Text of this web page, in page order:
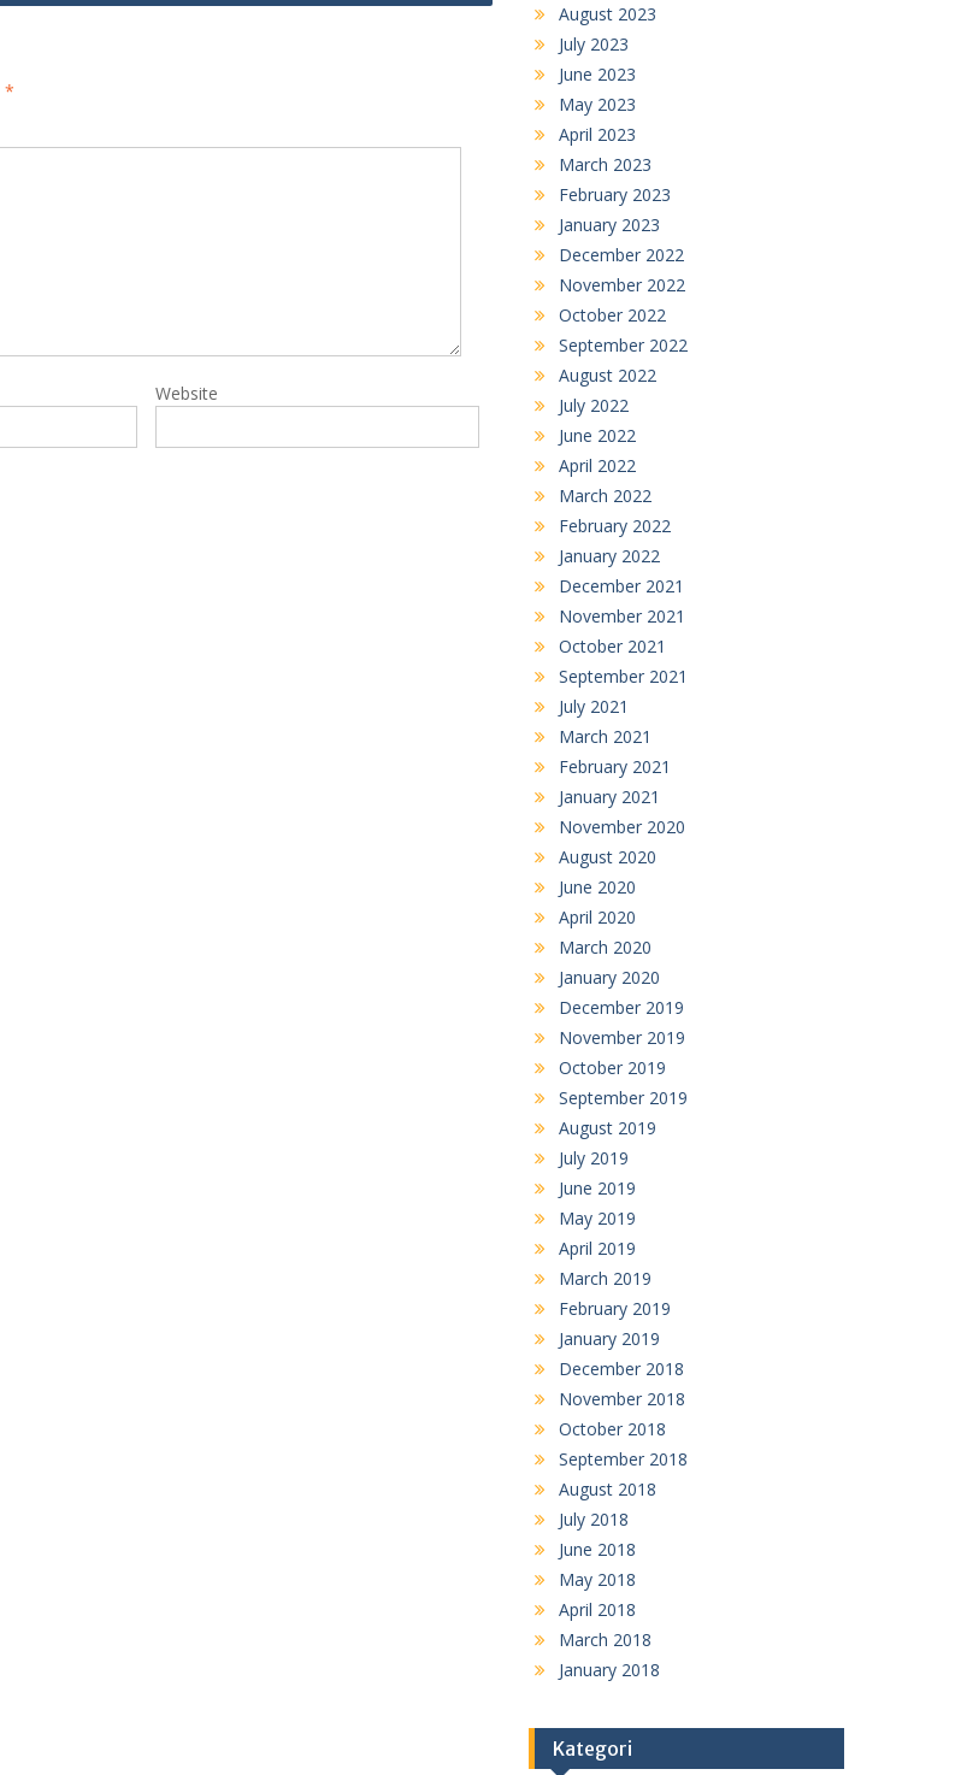
*
Website
August 2023
July 2023
June 2023
May 2023
April 2023
March 2023
February 2023
January 2023
December 2022
November 2022
October 2022
September 2022
August 2022
July 2022
June 2022
April 2022
March 2022
February 2022
January 2022
December 2021
November 2021
October 2021
September 2021
July 2021
March 2021
February 2021
January 2021
November 2020
August 2020
June 2020
April 2020
March 2020
January 2020
December 2019
November 2019
October 2019
September 2019
August 2019
July 2019
June 2019
May 2019
April 2019
March 2019
February 2019
January 2019
December 2018
November 2018
October 2018
September 2018
August 2018
July 2018
June 2018
May 2018
April 2018
March 2018
January 2018
Kategori